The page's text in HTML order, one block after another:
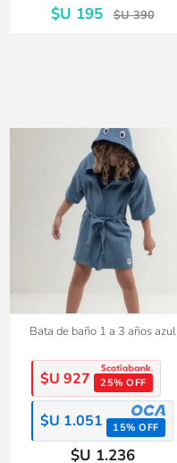
$U 195 $U 390
Bata de baño 1 a 3 años azul
$U 927 25% OFF
$U 1.051 15% OFF
$U 1.236